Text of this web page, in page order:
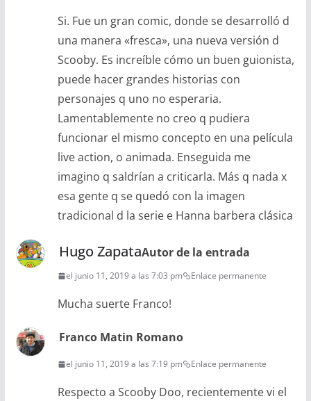
Si. Fue un gran comic, donde se desarrolló d
una manera «fresca», una nueva versión d
Scooby. Es increíble cómo un buen guionista,
puede hacer grandes historias con
personajes q uno no esperaria.
Lamentablemente no creo q pudiera
funcionar el mismo concepto en una película
live action, o animada. Enseguida me
imagino q saldrían a criticarla. Más q nada x
esa gente q se quedó con la imagen
tradicional d la serie e Hanna barbera clásica
Hugo ZapataAutor de la entrada
el junio 11, 2019 a las 7:03 pm Enlace permanente
Mucha suerte Franco!
Franco Matin Romano
el junio 11, 2019 a las 7:19 pm Enlace permanente
Respecto a Scooby Doo, recientemente vi el